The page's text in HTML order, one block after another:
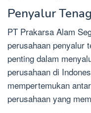
Penyalur
PT Prakarsa Alam
perusahaan penyalur
penting dalam
perusahaan di
mempertemukan
perusahaan yang